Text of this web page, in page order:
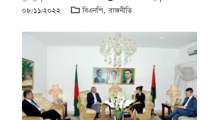
০৮/১১/২০২২
বিএনপি,রাজনীতি